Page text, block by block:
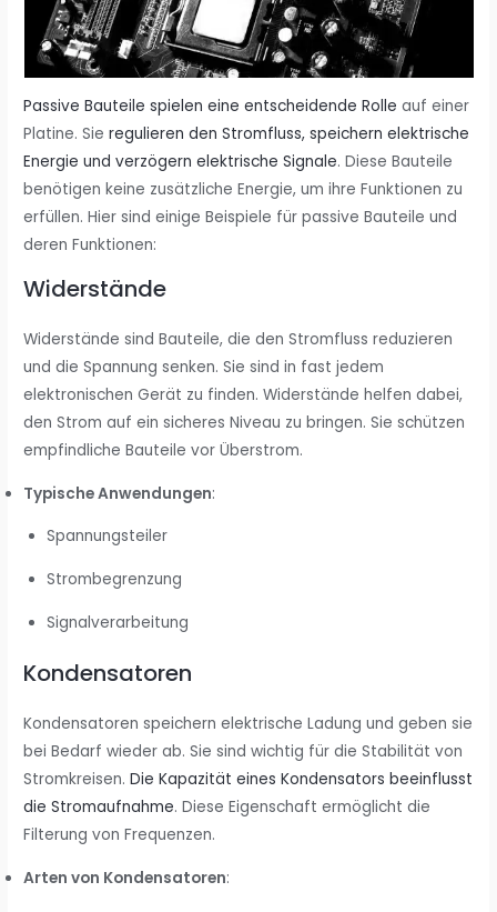
Passive Bauteile spielen eine entscheidende Rolle auf einer
Platine. Sieregulieren den Stromfluss, speichern elektrische
Energie und verzögern elektrische Signale. Diese Bauteile
benötigen keine zusätzliche Energie, um ihre Funktionen zu
erfüllen. Hier sind einige Beispiele für passive Bauteile und
deren Funktionen:
Widerstände
Widerstände sind Bauteile, die den Stromfluss reduzieren
und die Spannung senken. Sie sind in fast jedem
elektronischen Gerät zu finden. Widerstände helfen dabei,
den Strom auf ein sicheres Niveau zu bringen. Sie schützen
empfindliche Bauteile vor Überstrom.
Typische Anwendungen:
Spannungsteiler
Strombegrenzung
Signalverarbeitung
Kondensatoren
Kondensatoren speichern elektrische Ladung und geben sie
bei Bedarf wieder ab. Sie sind wichtig für die Stabilität von
Stromkreisen.Die Kapazität eines Kondensators beeinflusst
die Stromaufnahme. Diese Eigenschaft ermöglicht die
Filterung von Frequenzen.
Arten von Kondensatoren: